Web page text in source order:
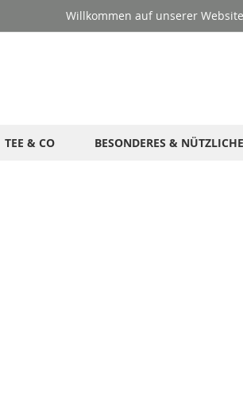
Willkommen auf unserer
TEE & CO BESONDERES &